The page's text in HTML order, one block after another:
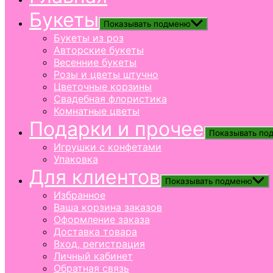
Букеты
Показывать подменю
Букеты из роз
Авторские букеты
Весенние букеты
Розы и цветы штучно
Цветочные корзины
Свадебная флористика
Комнатные цветы
Подарки и прочее Показывать
Игрушки с конфетами
Упаковка
Для клиентов Показывать подменю
Избранное
Ваша корзина заказов
Оформление заказа
Доставка товара
Вход, регистрация
Личный кабинет
Обратная связь